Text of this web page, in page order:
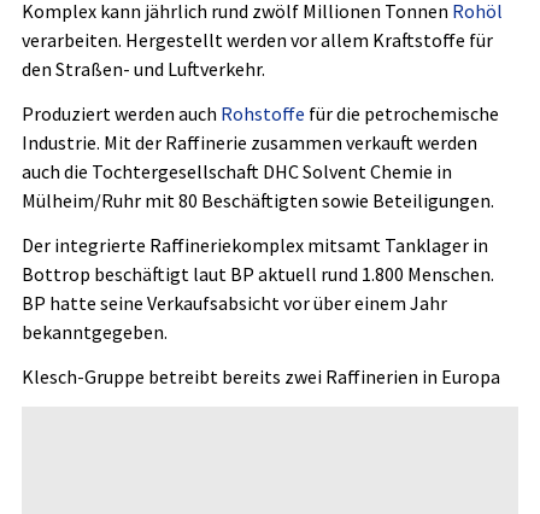
Komplex kann jährlich rund zwölf Millionen Tonnen Rohöl
verarbeiten. Hergestellt werden vor allem Kraftstoffe für
den Straßen- und Luftverkehr.
Produziert werden auch Rohstoffe für die petrochemische
Industrie. Mit der Raffinerie zusammen verkauft werden
auch die Tochtergesellschaft DHC Solvent Chemie in
Mülheim/Ruhr mit 80 Beschäftigten sowie Beteiligungen.
Der integrierte Raffineriekomplex mitsamt Tanklager in
Bottrop beschäftigt laut BP aktuell rund 1.800 Menschen.
BP hatte seine Verkaufsabsicht vor über einem Jahr
bekanntgegeben.
Klesch-Gruppe betreibt bereits zwei Raffinerien in Europa